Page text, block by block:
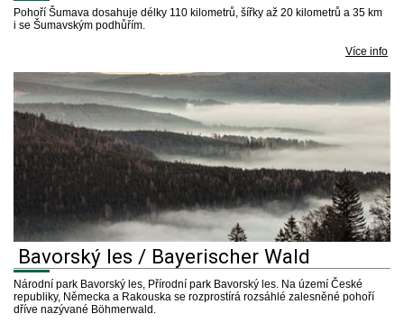
Pohoří Šumava dosahuje délky 110 kilometrů, šířky až 20 kilometrů a 35 km
i se Šumavským podhůřím.
Více info
Bavorský les / Bayerischer Wald
Národní park Bavorský les, Přírodní park Bavorský les. Na území České
republiky, Německa a Rakouska se rozprostírá rozsáhlé zalesněné pohoří
dříve nazývané Böhmerwald.